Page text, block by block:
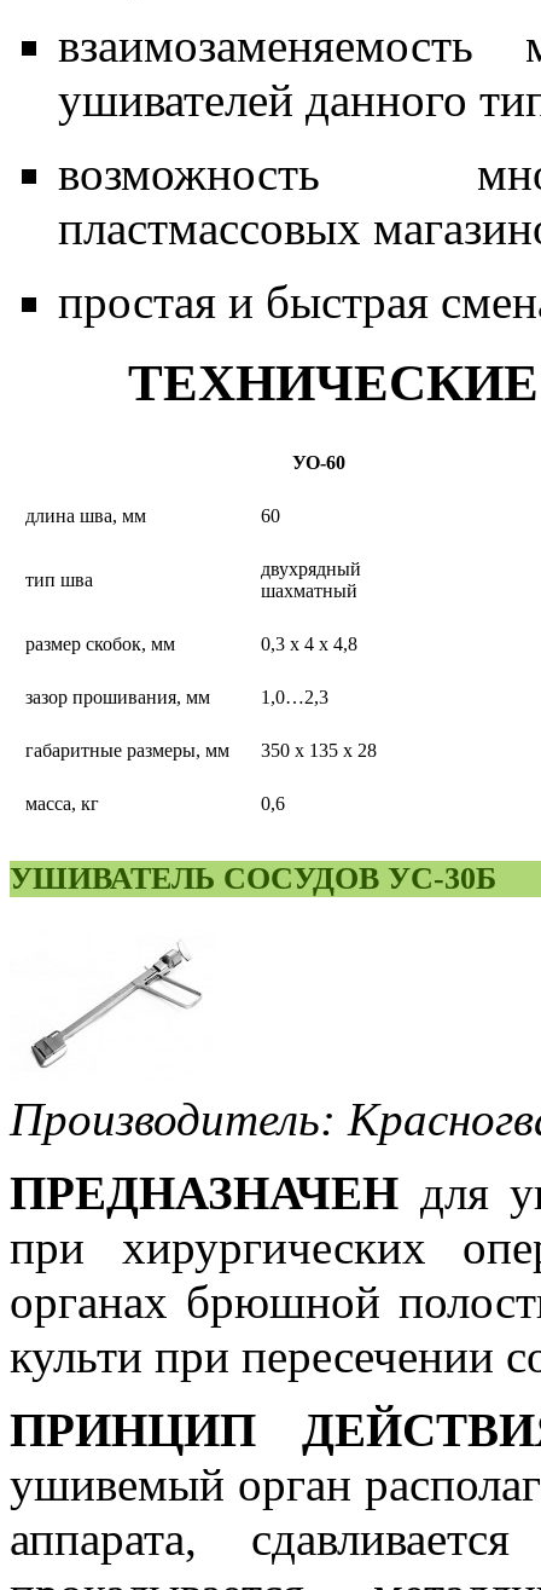
ушивателей данного
возможность
пластмассовых
простая и быстрая
УО-60
длина шва, мм 60
тип шва
двухрядный
шахматный
размер скобок, мм 0,3 х 4 х 4,8
зазор прошивания, мм 1,0…2,3
габаритные размеры, мм 350 х 135 х 28
масса, кг 0,6
УШИВАТЕЛЬ СОСУДОВ УС-30Б
Производитель:
ПРЕДНАЗНАЧЕН для
при хирургических
органах брюшной
культи при пересечении
ПРИНЦИП
ушивемый орган
аппарата,